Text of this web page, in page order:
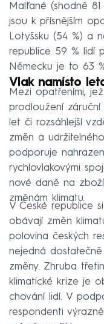
Malťané (shodně
jsou k přísnějším
Lotyšsku (54 %) a
republice 59 % lidí
Německu je to 63
Vlak namísto
Mezi opatřeními,
prodloužení
let či rozsáhlejší
změn a
podporuje
rychlovlakovými
nové daně na
změnám klimatu.
V České republice
obávají změn
polovina českých
nejedná
změny. Zhruba
klimatické krize je
chování lidí. V
respondenti